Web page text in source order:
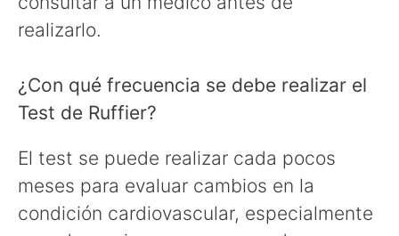
realizarlo.
¿Con qué frecuencia se debe realizar el
Test de Ruffier?
El test se puede realizar cada pocos
meses para evaluar cambios en la
condición cardiovascular, especialmente